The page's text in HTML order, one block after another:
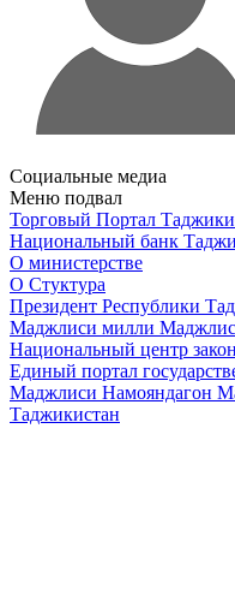
Социальные медиа
Меню подвал
Торговый Портал
Национальный банк
О министерстве
О Стуктура
Президент Республики
Маджлиси милли
Национальный центр
Единый портал
Маджлиси Намояндагон
Таджикистан